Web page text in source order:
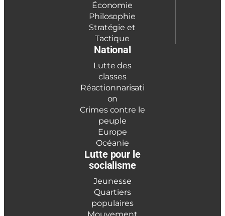
Économie
Philosophie
Stratégie et
Tactique
National
Lutte des
classes
Réactionnarisati
on
Crimes contre le
peuple
Europe
Océanie
Lutte pour le
socialisme
Jeunesse
Quartiers
populaires